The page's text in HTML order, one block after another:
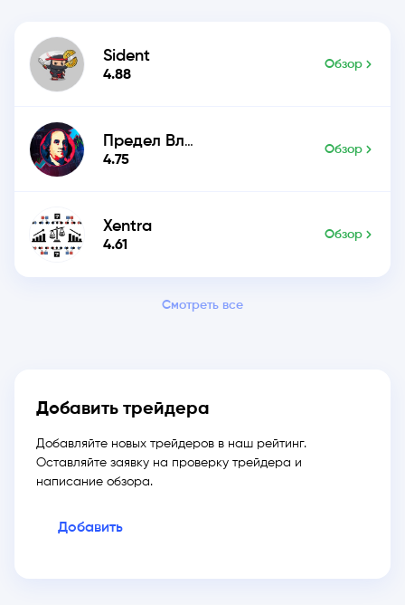
Sident
4.88
Обзор
Предел Влияния
4.75
Обзор
Xentra
4.61
Обзор
Смотреть все
Добавить трейдера
Добавляйте новых трейдеров в наш рейтинг.
Оставляйте заявку на проверку трейдера и
написание обзора.
Добавить